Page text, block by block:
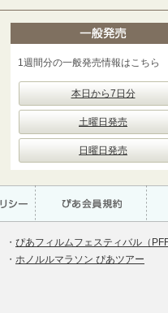
1週間分の一般発売情報はこちら
本日から7日分
土曜日発売
日曜日発売
・ ぴあフィルムフェスティバル（
・ ホノルルマラソン ぴあツアー